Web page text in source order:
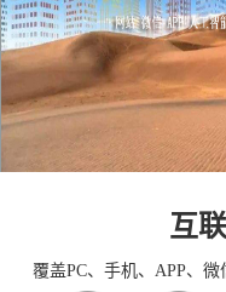
互
覆盖PC、手机、APP、